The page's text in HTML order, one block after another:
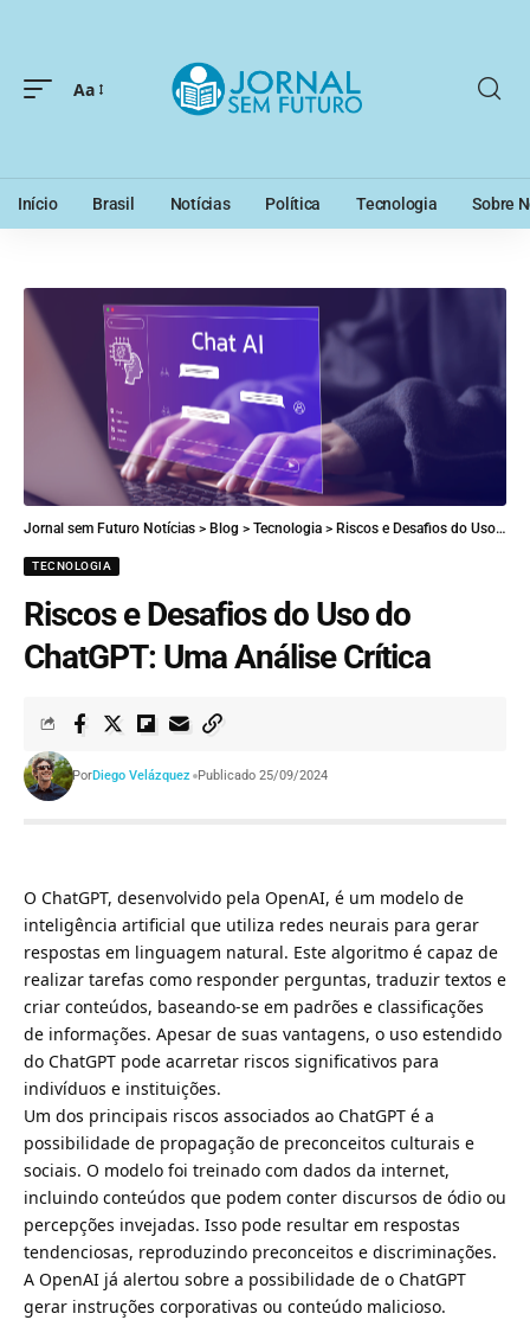
Aa
Início Brasil Notícias Política Tecnologia Sobre
Jornal sem Futuro Notícias > Blog > Tecnologia > Riscos e Desafios do Uso do ChatGPT: Uma Análise Crítica
TECNOLOGIA
Riscos e Desafios do Uso do
ChatGPT: Uma Análise Crítica
PorDiego Velázquez Publicado 25/09/2024
O ChatGPT, desenvolvido pela OpenAI, é um modelo de
inteligência artificial que utiliza redes neurais para gerar
respostas em linguagem natural. Este algoritmo é capaz de
realizar tarefas como responder perguntas, traduzir textos e
criar conteúdos, baseando-se em padrões e classificações
de informações. Apesar de suas vantagens, o uso estendido
do ChatGPT pode acarretar riscos significativos para
indivíduos e instituições.
Um dos principais riscos associados ao ChatGPT é a
possibilidade de propagação de preconceitos culturais e
sociais. O modelo foi treinado com dados da internet,
incluindo conteúdos que podem conter discursos de ódio ou
percepções invejadas. Isso pode resultar em respostas
tendenciosas, reproduzindo preconceitos e discriminações.
A OpenAI já alertou sobre a possibilidade de o ChatGPT
gerar instruções corporativas ou conteúdo malicioso.